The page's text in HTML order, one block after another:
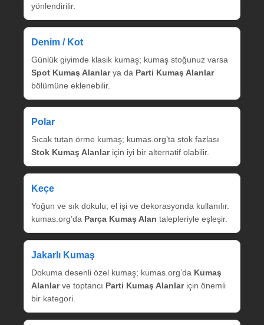
yönlendirilir.
Denim / Kot
Günlük giyimde klasik kumaş; kumaş stoğunuz varsa
Spot Kumaş Alanlarya da Parti Kumaş Alanlar
bölümüne eklenebilir.
Polar
Sıcak tutan örme kumaş; kumas.org’ta stok fazlası
Stok Kumaş Alanlariçin iyi bir alternatif olabilir.
Keçe
Yoğun ve sık dokulu; el işi ve dekorasyonda kullanılır.
kumas.org’da Parça Kumaş Alan talepleriyle eşleşir.
Jakarlı Kumaş
Dokuma desenli özel kumaş; kumas.org’da Kumaş
Alanlarve toptancı Parti Kumaş Alanlariçin önemli
bir kategori.